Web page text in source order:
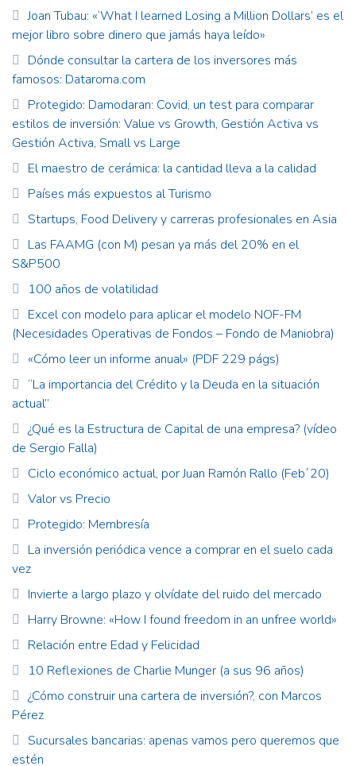
Joan Tubau: «‘What I learned Losing a Million Dollars’ es el
mejor libro sobre dinero que jamás haya leído»
Dónde consultar la cartera de los inversores más
famosos: Dataroma.com
Protegido: Damodaran: Covid, un test para comparar
estilos de inversión: Value vs Growth, Gestión Activa vs
Gestión Activa, Small vs Large
El maestro de cerámica: la cantidad lleva a la calidad
Países más expuestos al Turismo
Startups, Food Delivery y carreras profesionales en Asia
Las FAAMG (con M) pesan ya más del 20% en el
S&P500
100 años de volatilidad
Excel con modelo para aplicar el modelo NOF-FM
(Necesidades Operativas de Fondos – Fondo de Maniobra)
«Cómo leer un informe anual» (PDF 229 págs)
“La importancia del Crédito y la Deuda en la situación
actual”
¿Qué es la Estructura de Capital de una empresa? (vídeo
de Sergio Falla)
Ciclo económico actual, por Juan Ramón Rallo (Feb´20)
Valor vs Precio
Protegido: Membresía
La inversión periódica vence a comprar en el suelo cada
vez
Invierte a largo plazo y olvídate del ruido del mercado
Harry Browne: «How I found freedom in an unfree world»
Relación entre Edad y Felicidad
10 Reflexiones de Charlie Munger (a sus 96 años)
¿Cómo construir una cartera de inversión?, con Marcos
Pérez
Sucursales bancarias: apenas vamos pero queremos que
estén